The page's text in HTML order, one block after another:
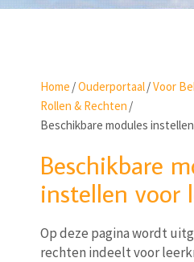
Home /Ouderportaal/Voor
Rollen & Rechten /
Beschikbare modules
Beschikbare
instellen voor
Op deze pagina wordt
rechten indeelt voor